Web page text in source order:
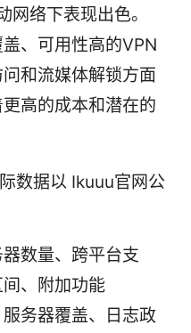
网络下表现出色。
、可用性高的VPN
和流媒体解锁方面
高的成本和潜在的
数据以 Ikuuu官网公
数量、跨平台支
、附加功能
务器覆盖、日志政